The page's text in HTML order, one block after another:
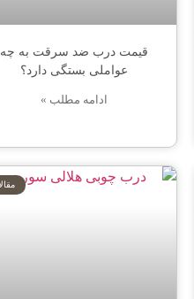
قیمت درب ضد سرقت به چه
عواملی بستگی دارد؟
ادامه مطلب »